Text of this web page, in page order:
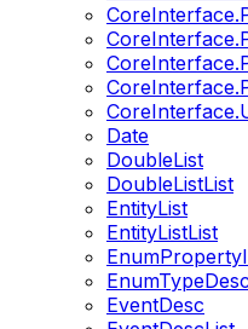
Date
DoubleList
DoubleListList
EntityList
EntityListList
EnumTypeDesc
EventDesc